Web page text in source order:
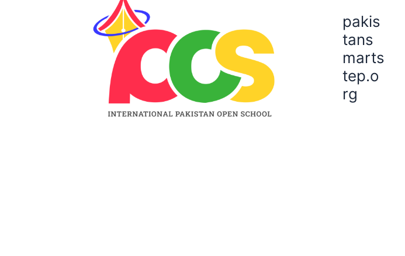
pakis
tans
marts
tep.o
rg